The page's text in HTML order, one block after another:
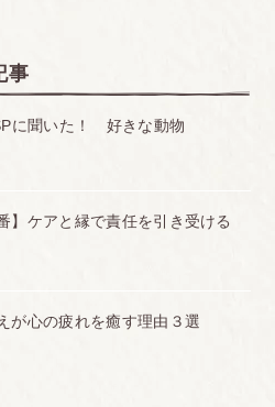
事
に聞いた！ 好きな動物
】ケアと縁で責任を引き受ける
が心の疲れを癒す理由３選